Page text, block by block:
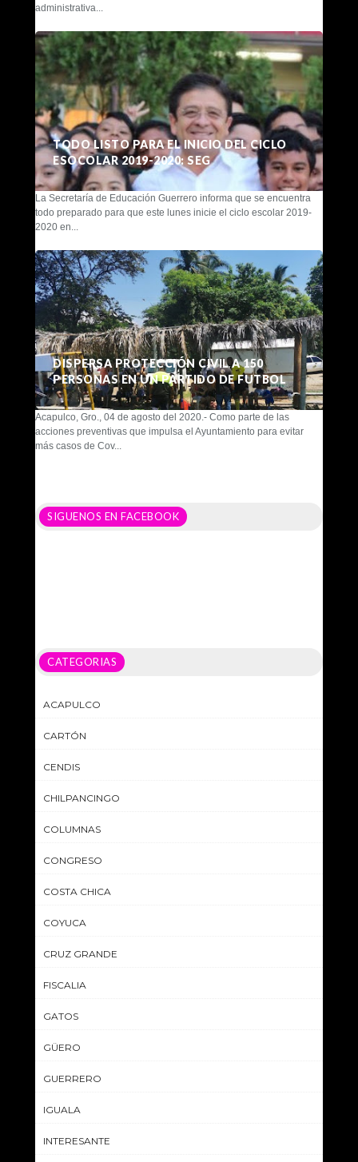
administrativa...
TODO LISTO PARA EL INICIO DEL CICLO
ESOCOLAR 2019-2020: SEG
La Secretaría de Educación Guerrero informa que se encuentra
todo preparado para que este lunes inicie el ciclo escolar 2019-
2020 en...
DISPERSA PROTECCIÓN CIVIL A 150
PERSONAS EN UN PARTIDO DE FUTBOL
Acapulco, Gro., 04 de agosto del 2020.- Como parte de las
acciones preventivas que impulsa el Ayuntamiento para evitar
más casos de Cov...
SIGUENOS EN FACEBOOK
CATEGORIAS
ACAPULCO
CARTÓN
CENDIS
CHILPANCINGO
COLUMNAS
CONGRESO
COSTA CHICA
COYUCA
CRUZ GRANDE
FISCALIA
GATOS
GÜERO
GUERRERO
IGUALA
INTERESANTE